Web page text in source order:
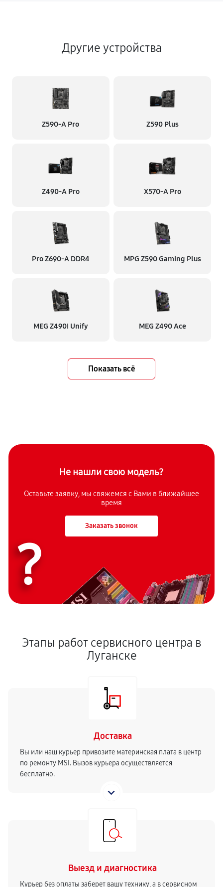
Другие устройства
Z590-A Pro Z590 Plus
Z490-A Pro X570-A Pro
Pro Z690-A DDR4 MPG Z590 Gaming Plus
MEG Z490I Unify MEG Z490 Ace
Показать всё
Не нашли свою модель?
Оставьте заявку, мы свяжемся с Вами в ближайшее
время
Заказать звонок
?
Этапы работ сервисного центра в
Луганске
Доставка
Вы или наш курьер привозите материнская плата в центр
по ремонту MSI. Вызов курьера осуществляется
бесплатно.
Выезд и диагностика
Курьер без оплаты заберет вашу технику, а в сервисном